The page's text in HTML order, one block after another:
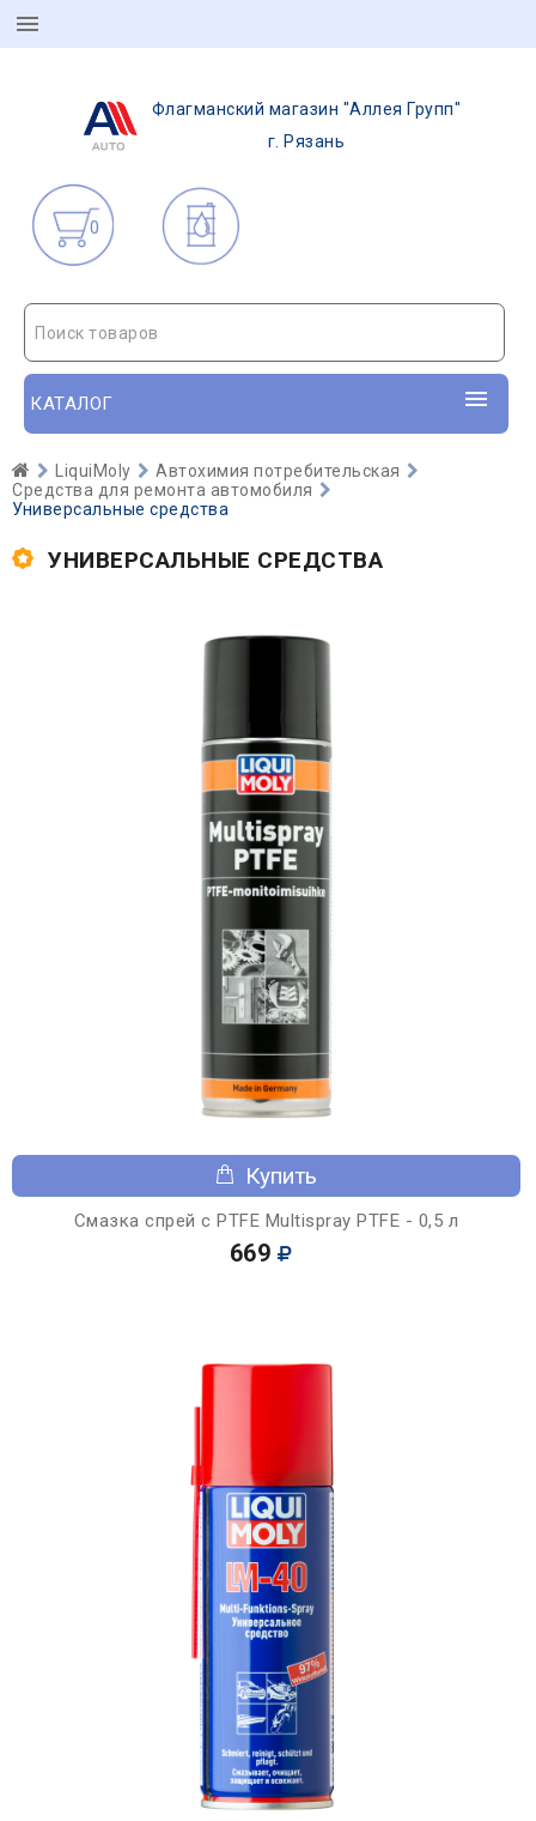
Флагманский магазин "Аллея Групп"
г. Рязань
0
Поиск товаров
КАТАЛОГ
LiquiMoly
Автохимия потребительская
Средства для ремонта автомобиля
Универсальные средства
УНИВЕРСАЛЬНЫЕ СРЕДСТВА
Купить
Смазка спрей с PTFE Multispray PTFE - 0,5 л
669